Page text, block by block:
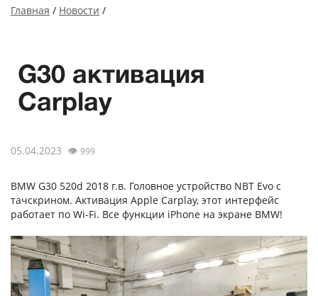
Главная / Новости /
G30 активация
Carplay
05.04.2023 👁 999
BMW G30 520d 2018 г.в. Головное устройство NBT Evo с
тачскрином. Активация Apple Carplay, этот интерфейс
работает по Wi-Fi. Все функции iPhone на экране BMW!